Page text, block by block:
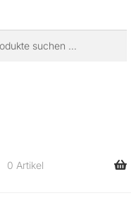
0 Artikel